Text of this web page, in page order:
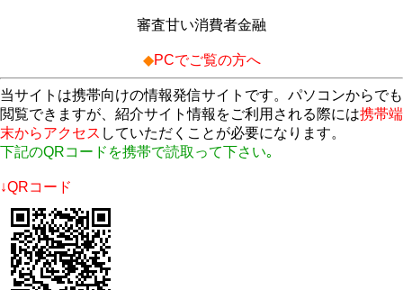
審査甘い消費者金融
◆PCでご覧の方へ
当サイトは携帯向けの情報発信サイトです。パソコンからでも
閲覧できますが、紹介サイト情報をご利用される際には携帯端
末からアクセス していただくことが必要になります。
下記のQRコードを携帯で読取って下さい｡
↓QRコード